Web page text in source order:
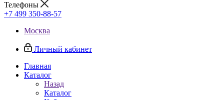
Телефоны
+7 499 350-88-57
Москва
Личный кабинет
Главная
Каталог
Назад
Каталог